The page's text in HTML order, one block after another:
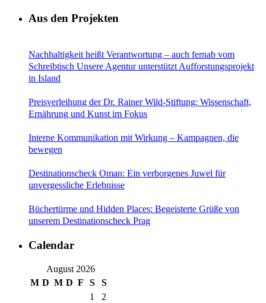
Aus den Projekten
Nachhaltigkeit heißt Verantwortung – auch fernab vom
Schreibtisch Unsere Agentur unterstützt Aufforstungsprojekt
in Island
Preisverleihung der Dr. Rainer Wild-Stiftung: Wissenschaft,
Ernährung und Kunst im Fokus
Interne Kommunikation mit Wirkung – Kampagnen, die
bewegen
Destinationscheck Oman: Ein verborgenes Juwel für
unvergessliche Erlebnisse
Büchertürme und Hidden Places: Begeisterte Grüße von
unserem Destinationscheck Prag
Calendar
August 2026
M D M D F S
S
1
2